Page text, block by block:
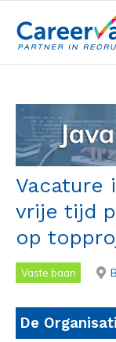
Vacature
vrije tijd
op
Vaste baan
De